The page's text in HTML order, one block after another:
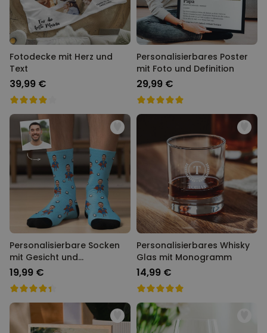
Fotodecke mit Herz und
Text
39,99 €
Personalisierbares Poster
mit Foto und Definition
29,99 €
Personalisierbare Socken
mit Gesicht und
Superhelden
19,99 €
Personalisierbares Whisky
Glas mit Monogramm
14,99 €